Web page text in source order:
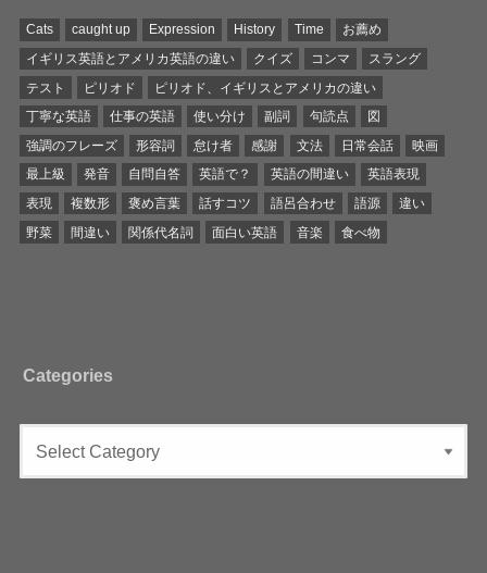
Cats caught up Expression History Time
お薦め
イギリス英語とアメリカ英語の違い
クイズ コンマ
スラング
テスト
ピリオド
ピリオド、イギリスとアメリカの違い
丁寧な英語
仕事の英語 使い分け 副詞 句読点
図
強調のフレーズ
形容詞 怠け者 感謝 文法 日常会話
映画
最上級
発音 自問自答 英語で？ 英語の間違い
英語表現
表現
複数形 褒め言葉 話すコツ 語呂合わせ 語源
違い
野菜
間違い 関係代名詞 面白い英語 音楽 食べ物
Categories